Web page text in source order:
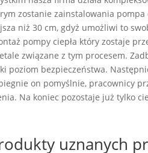
zostanie zainstalowania pompa
niż 30 cm, gdyż umożliwi to
pompy ciepła który zostaje
związane z tym procesem.
poziom bezpieczeństwa.
on pomyślnie, pracownicy
Na koniec pozostaje już tylko
uznanych